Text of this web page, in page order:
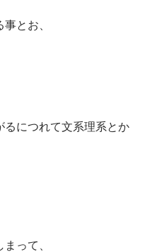
とお、
るにつれて文系理系とか
って、